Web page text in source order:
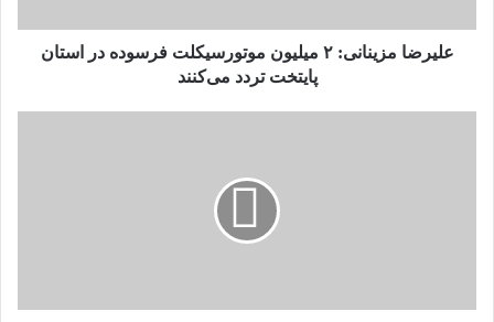
پایتخت
تردد
علیرضا مزینانی: ۲ میلیون موتورسیکلت فرسوده در استان
پایتخت تردد می‌کنند
قانون